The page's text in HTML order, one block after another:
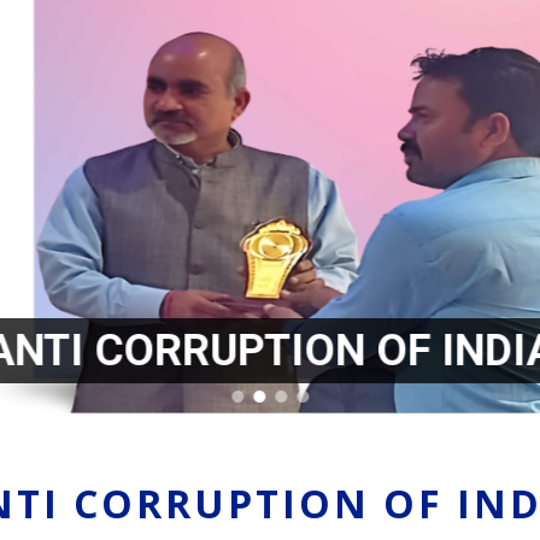
CORRUPTION OF
CORRUPTION OF